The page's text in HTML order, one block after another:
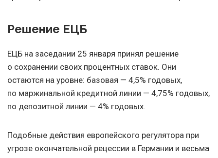
Решение ЕЦБ
ЕЦБ на заседании 25 января принял решение
о сохранении своих процентных ставок. Они
остаются на уровне: базовая — 4,5% годовых,
по маржинальной кредитной линии — 4,75% годовых,
по депозитной линии — 4% годовых.
Подобные действия европейского регулятора при
угрозе окончательной рецессии в Германии и весьма